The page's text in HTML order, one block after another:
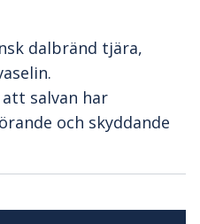
dalbränd tjära,
salvan har
och skyddande